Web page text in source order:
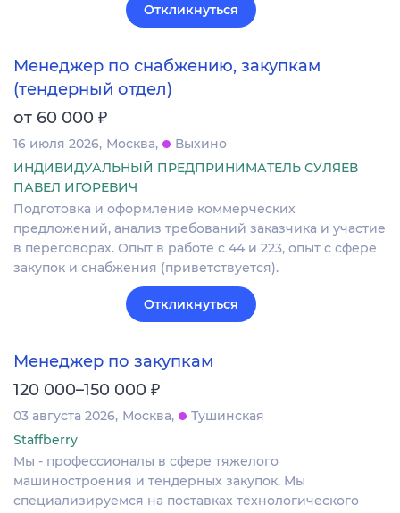
Откликнуться
Менеджер по снабжению, закупкам
(тендерный отдел)
от 60 000 ₽
16 июля 2026 Москва
Выхино
ИНДИВИДУАЛЬНЫЙ ПРЕДПРИНИМАТЕЛЬ СУЛЯЕВ
ПАВЕЛ ИГОРЕВИЧ
Подготовка и оформление коммерческих
предложений, анализ требований заказчика и участие
в переговорах. Опыт в работе с 44 и 223, опыт с сфере
закупок и снабжения (приветствуется).
Откликнуться
Менеджер по закупкам
120 000–150 000 ₽
03 августа 2026 Москва
Тушинская
Staffberry
Мы - профессионалы в сфере тяжелого
машиностроения и тендерных закупок. Мы
специализируемся на поставках технологического